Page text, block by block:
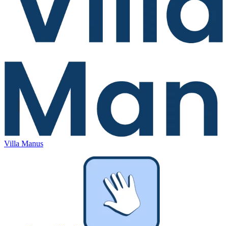
Villa Manus